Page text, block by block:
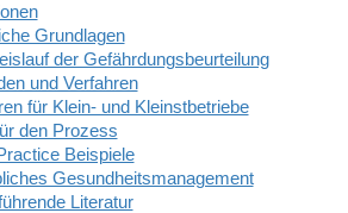
Grundlagen
der Gefährdungsbeurteilung
und Verfahren
für Klein- und Kleinstbetriebe
den Prozess
Beispiele
Gesundheitsmanagement
Literatur